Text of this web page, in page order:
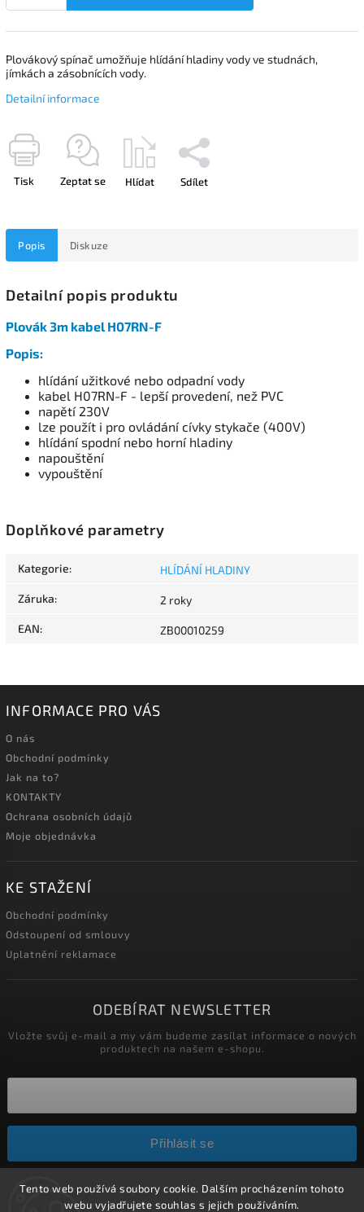
Tento web používá soubory cookie. Dalším procházením tohoto
webu vyjadřujete souhlas s jejich používáním.
Plovákový spínač umožňuje hlídání hladiny vody ve studnách,
jímkách a zásobnících vody.
Detailní informace
Tisk Zeptat se Hlídat Sdílet
Popis Diskuze
Detailní popis produktu
Plovák 3m kabel H07RN-F
Popis:
hlídání užitkové nebo odpadní vody
kabel H07RN-F - lepší provedení, než PVC
napětí 230V
lze použít i pro ovládání cívky stykače (400V)
hlídání spodní nebo horní hladiny
napouštění
vypouštění
Doplňkové parametry
Kategorie: HLÍDÁNÍ HLADINY
Záruka: 2 roky
EAN: ZB00010259
INFORMACE PRO VÁS
O nás
Obchodní podmínky
Jak na to?
KONTAKTY
Ochrana osobních údajů
Moje objednávka
KE STAŽENÍ
Obchodní podmínky
Odstoupení od smlouvy
Uplatnění reklamace
ODEBÍRAT NEWSLETTER
Vložte svůj e-mail a my vám budeme zasílat informace o nových
produktech na našem e-shopu.
Přihlásit se
Copyright 2026HELÍSEK stavební s.r.o.. Všechna práva